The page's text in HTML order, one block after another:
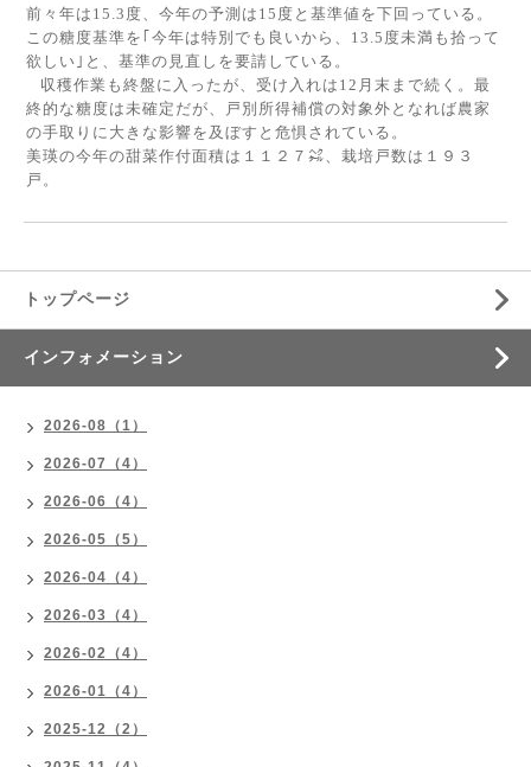
前々年は 15.3 度、今年の予測は 15 度と基準値を下回っている。
この糖度基準を｢今年は特別でも良いから、 13.5 度未満も拾って
欲しい｣と、基準の見直しを要請している。
収穫作業も終盤に入ったが、受け入れは 12 月末まで続く。最
終的な糖度は未確定だが、戸別所得補償の対象外となれば農家
の手取りに大きな影響を及ぼすと危惧されている。
美瑛の今年の甜菜作付面積は１１２７㌶、栽培戸数は１９３
戸。
トップページ
インフォメーション
2026-08（1）
2026-07（4）
2026-06（4）
2026-05（5）
2026-04（4）
2026-03（4）
2026-02（4）
2026-01（4）
2025-12（2）